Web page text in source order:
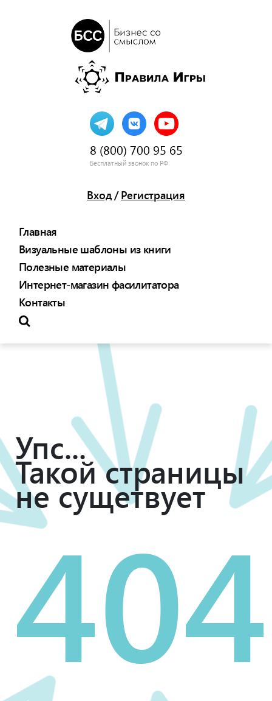
8 (800) 700 95 65
Бесплатный звонок по РФ
Вход/ Регистрация
Главная
Визуальные шаблоны из книги
Полезные материалы
Интернет-магазин фасилитатора
Контакты
Упс...
Такой страницы
не сущетвует
404